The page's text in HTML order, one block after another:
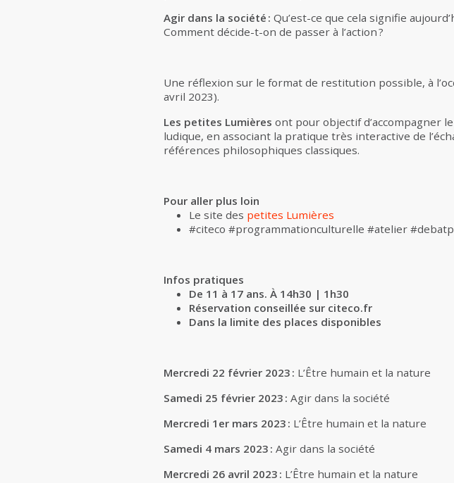
Agir dans la société : Qu’est-ce que cela signifie
Comment décide-t-on de passer à l’action ?
Une réflexion sur le format de restitution possible, à
avril 2023).
Les petites Lumières ont pour objectif d’accompagner
ludique, en associant la pratique très interactive de
références philosophiques classiques.
Pour aller plus loin
Le site des petites Lumières
#citeco #programmationculturelle #atelier
Infos pratiques
De 11 à 17 ans. À 14h30 | 1h30
Réservation conseillée sur citeco.fr
Dans la limite des places disponibles
Mercredi 22 février 2023 : L’Être humain et la nature
Samedi 25 février 2023 : Agir dans la société
Mercredi 1er mars 2023 : L’Être humain et la nature
Samedi 4 mars 2023 : Agir dans la société
Mercredi 26 avril 2023 : L’Être humain et la nature